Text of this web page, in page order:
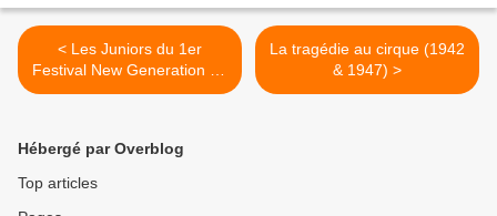
< Les Juniors du 1er
Festival New Generation de
Monte-Carlo
La tragédie au cirque (1942
& 1947) >
Hébergé par Overblog
Top articles